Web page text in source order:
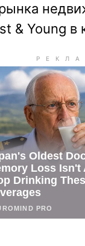
& Young в